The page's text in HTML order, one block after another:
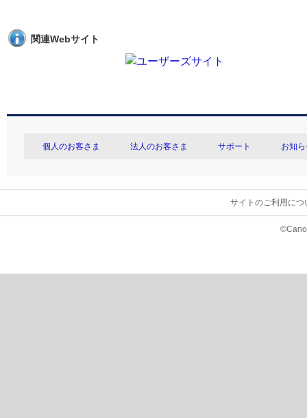
関連Webサイト
個人のお客さま 法人のお客さま サポート お知
サイトのご利用につ